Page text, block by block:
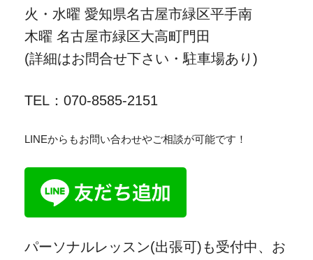
火・水曜 愛知県名古屋市緑区平手南
木曜 名古屋市緑区大高町門田
(詳細はお問合せ下さい・駐車場あり)
TEL：070-8585-2151
LINEからもお問い合わせやご相談が可能です！
パーソナルレッスン(出張可)も受付中、お